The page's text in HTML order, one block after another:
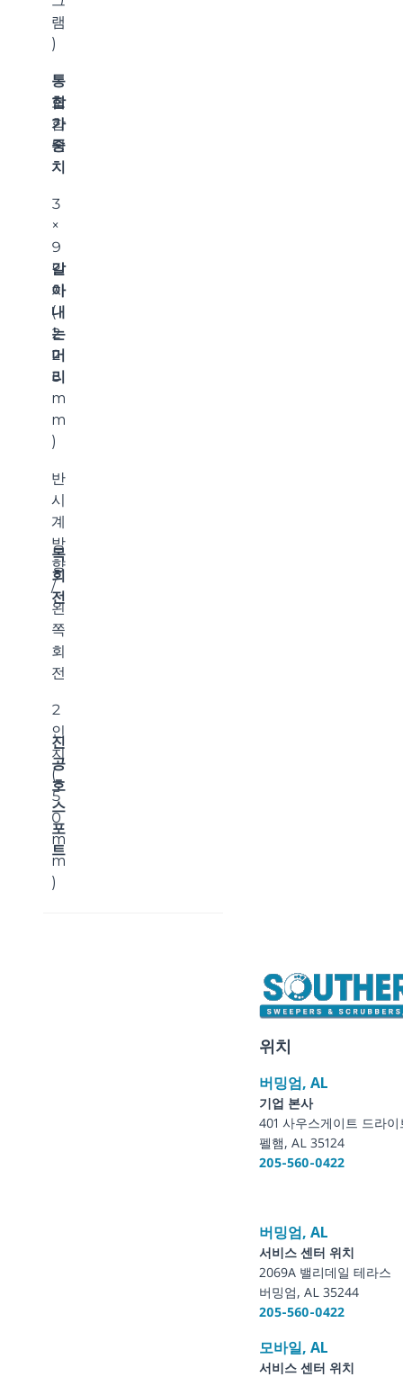
램
)
통
합
가
중
치
포
함
된
갈
아
내
는
머
리
3
×
9
인
치
(
2
2
5
m
m
)
목
회
전
반
시
계
방
향
/
왼
쪽
회
전
진
공
호
스
포
트
2
인
치
(
5
0
m
m
)
위치
버밍엄, AL
기업 본사
401 사우스게이트 드라이
펠햄, AL 35124
205-560-0422
버밍엄, AL
서비스 센터 위치
2069A 밸리데일 테라스
버밍엄, AL 35244
205-560-0422
모바일, AL
서비스 센터 위치